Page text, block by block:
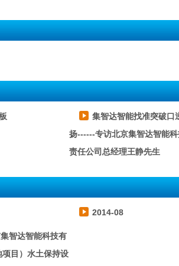
集智达智能找准突破口
扬------专访北京集智达智能
责任公司总经理王静先生
2014-08
智达智能科技有
目）水土保持设